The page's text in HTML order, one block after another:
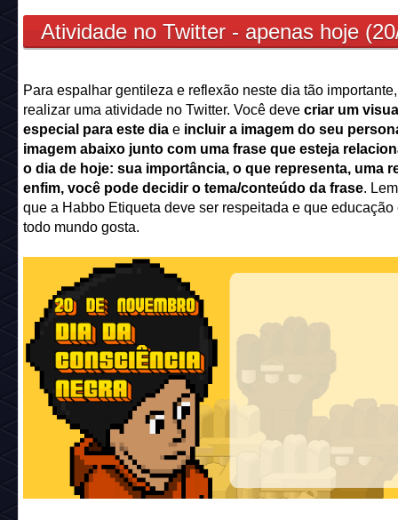
Atividade no Twitter - apenas hoje
Para espalhar gentileza e reflexão neste dia tão
realizar uma atividade no Twitter. Você deve criar um
especial para este dia eincluir a imagem do seu
imagem abaixo junto com uma frase que esteja
o dia de hoje: sua importância, o que representa, uma
enfim, você pode decidir o tema/conteúdo da frase.
que a Habbo Etiqueta deve ser respeitada e que educação
todo mundo gosta.